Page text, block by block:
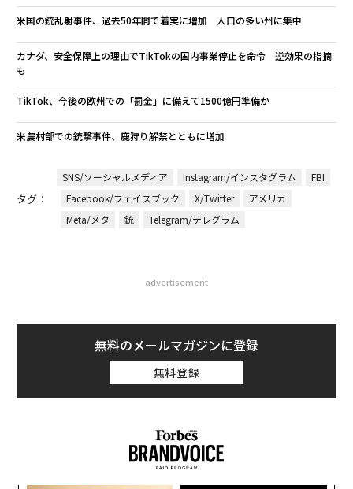
米国の銃乱射事件、過去50年間で着実に増加 人口の多い州に集中
カナダ、安全保障上の理由でTikTokの国内事業停止を命令 逆効果の指摘
も
TikTok、今後の欧州での「罰金」に備えて1500億円準備か
米農村部での銃撃事件、鹿狩り解禁とともに増加
タグ：
SNS/ソーシャルメディア Instagram/インスタグラム
FBI
Facebook/フェイスブック
X/Twitter
アメリカ
Meta/メタ
銃 Telegram/テレグラム
advertisement
無料のメールマガジンに登録
無料登録